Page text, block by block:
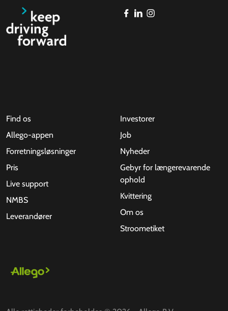
Find os
Allego-appen
Forretningsløsninger
Pris
Live support
NMBS
Leverandører
Investorer
Job
Nyheder
Gebyr for længerevarende
ophold
Kvittering
Om os
Stroometiket